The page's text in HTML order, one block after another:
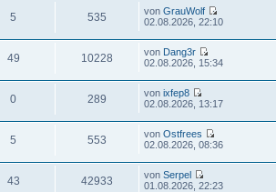
5 535 von GrauWolf
02.08.2026, 22:10
49 10228 von Dang3r
02.08.2026, 15:34
0 289 von ixfep8
02.08.2026, 13:17
5 553 von Ostfrees
02.08.2026, 08:36
43 42933 von Serpel
01.08.2026, 22:23